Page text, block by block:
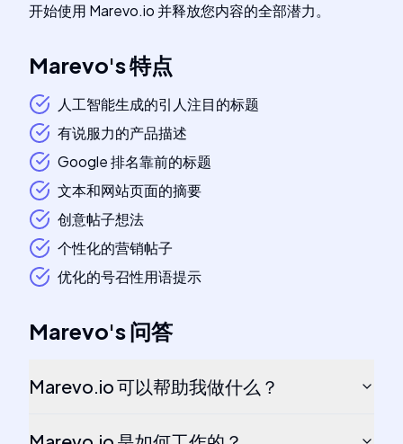
开始使用 Marevo.io 并释放您内容的全部潜力。
Marevo's特点
人工智能生成的引人注目的标题
有说服力的产品描述
Google 排名靠前的标题
文本和网站页面的摘要
创意帖子想法
个性化的营销帖子
优化的号召性用语提示
Marevo's问答
Marevo.io 可以帮助我做什么？